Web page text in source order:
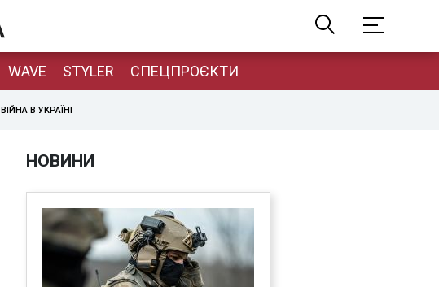
WAVE STYLER СПЕЦПРОЄКТИ
ВІЙНА В УКРАЇНІ
НОВИНИ